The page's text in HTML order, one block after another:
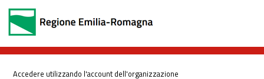
Accedere utilizzando l'account dell'organizzazione